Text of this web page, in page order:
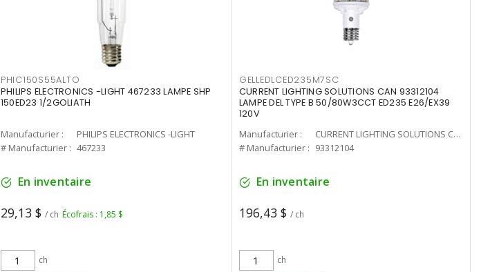
PHIC150S55ALTO
PHILIPS ELECTRONICS -LIGHT 467233 LAMPE SHP
150ED23 1/2GOLIATH
Manufacturier :
PHILIPS ELECTRONICS -LIGHT
# Manufacturier : 467233
En inventaire
29,13 $ / ch Écofrais : 1,85 $
ch
GELLEDLCED235M7SC
CURRENT LIGHTING SOLUTIONS CAN 93312104
LAMPE DEL TYPE B 50/80W3CCT ED235 E26/EX39
120V
Manufacturier :
CURRENT LIGHTING SOLUTIONS CAN
# Manufacturier : 93312104
En inventaire
196,43 $ / ch
ch